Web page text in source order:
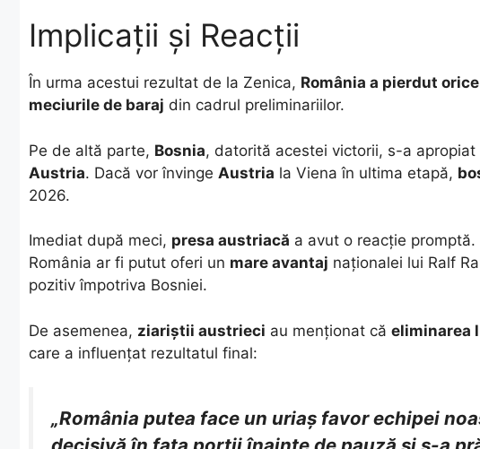
Implicații și Reacții
​În urma acestui rezultat de la Zenica, România a pierdut
meciurile de baraj din cadrul preliminariilor.
​Pe de altă parte, Bosnia, datorită acestei victorii, s-a apropiat
Austria. Dacă vor învinge Austria la Viena în ultima etapă,
2026.
​Imediat după meci, presa austriacă a avut o reacție
România ar fi putut oferi un mare avantaj naționalei lui Ralf
pozitiv împotriva Bosniei.
​De asemenea, ziariștii austrieci au menționat că eliminarea
care a influențat rezultatul final:
„România putea face un uriaș favor echipei